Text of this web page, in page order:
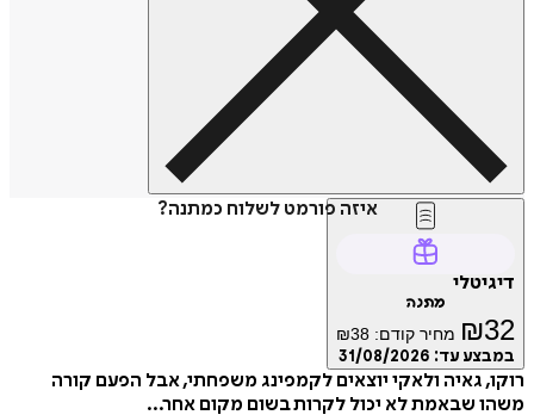
איזה פורמט לשלוח כמתנה?
₪ מחיר קודם: ₪38
עד:31/08/2026
גאיה ולאקי יוצאים לקמפינג משפחתי, אבל הפעם קורה
שבאמת לא יכול לקרות בשום מקום אחר...